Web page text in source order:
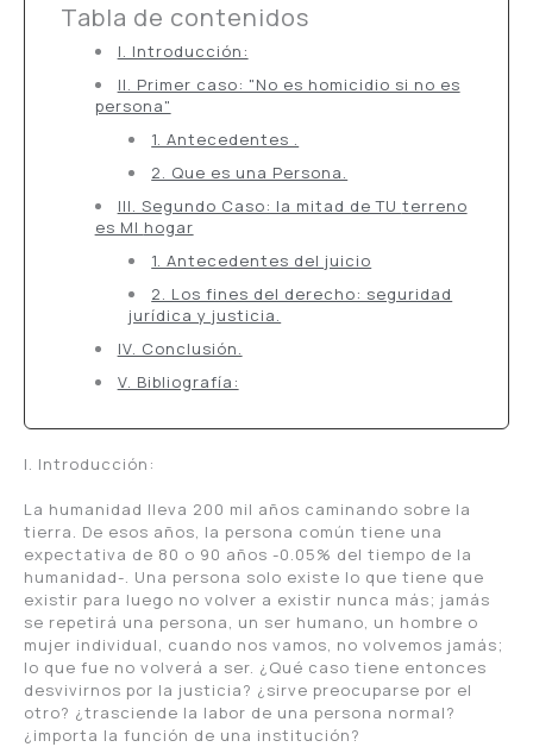
Tabla de contenidos
I. Introducción:
II. Primer caso: "No es homicidio si no es
persona"
1. Antecedentes .
2. Que es una Persona.
III. Segundo Caso: la mitad de TU terreno
es MI hogar
1. Antecedentes del juicio
2. Los fines del derecho: seguridad
jurídica y justicia.
IV. Conclusión.
V. Bibliografía:
I. Introducción:
La humanidad lleva 200 mil años caminando sobre la
tierra. De esos años, la persona común tiene una
expectativa de 80 o 90 años -0.05% del tiempo de la
humanidad-. Una persona solo existe lo que tiene que
existir para luego no volver a existir nunca más; jamás
se repetirá una persona, un ser humano, un hombre o
mujer individual, cuando nos vamos, no volvemos jamás;
lo que fue no volverá a ser. ¿Qué caso tiene entonces
desvivirnos por la justicia? ¿sirve preocuparse por el
otro? ¿trasciende la labor de una persona normal?
¿importa la función de una institución?